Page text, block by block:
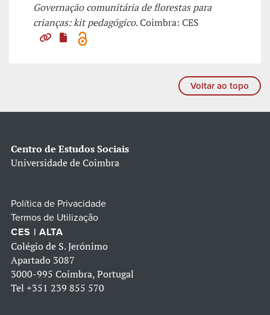
Governação comunitária de florestas para
crianças: kit pedagógico. Coimbra: CES
Voltar ao topo
Centro de Estudos Sociais
Universidade de Coimbra
Política de Privacidade
Termos de Utilização
CES | ALTA
Colégio de S. Jerónimo
Apartado 3087
3000-995 Coimbra, Portugal
Tel +351 239 855 570